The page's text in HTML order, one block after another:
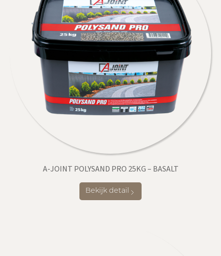
A-JOINT POLYSAND PRO 25KG – BASALT
Bekijk detail